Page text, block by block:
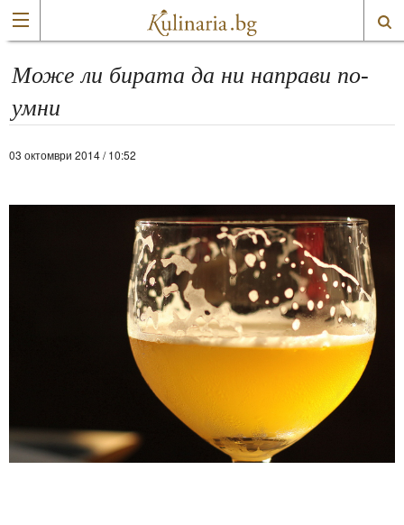
Може ли бирата да ни направи по-
умни
03 октомври 2014 / 10:52